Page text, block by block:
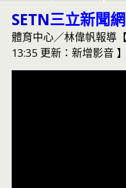
SETN三立新聞網
體育中心／林偉帆報導
13:35 更新：新增影音 】